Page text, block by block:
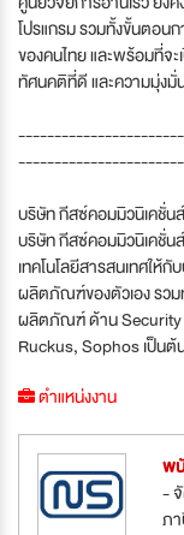
โปรแกรม รวมทั้งขั้นตอน
ของคนไทย และพร้อมที่จ
ทัศนคติที่ดี และความมุ่ง
บริษัท กีสซ์คอมมิวนิเคชั่น
บริษัท กีสซ์คอมมิวนิเคชั่น
เทคโนโลยีสารสนเทศใ
ผลิตภัณฑ์ของตัวเอง รวม
ผลิตภัณฑ์ ด้าน Security
Ruckus, Sophos เป็นต้
ตำแหน่งงาน
พ
-
ภา